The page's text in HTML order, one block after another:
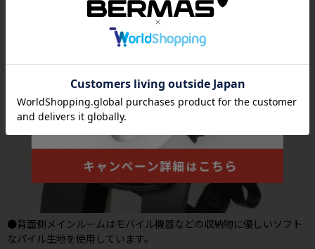
●背面側メインルームはモバイル機器などの収納物に優しいソフト
なパイル生地を使用しています。